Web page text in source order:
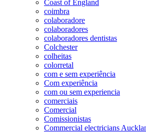
Coast of England
coimbra
colaboradore
colaboradores
colaboradores dentistas
Colchester
colheitas
colorretal
com e sem experiência
Com experiência
com ou sem experiencia
comerciais
Comercial
Comissionistas
Commercial electricians